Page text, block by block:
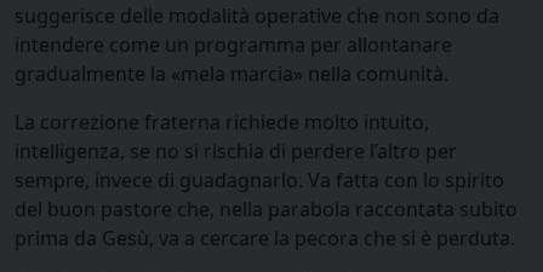
suggerisce delle modalità operative che non sono da
intendere come un programma per allontanare
gradualmente la «mela marcia» nella comunità.
La correzione fraterna richiede molto intuito,
intelligenza, se no si rischia di perdere l’altro per
sempre, invece di guadagnarlo. Va fatta con lo spirito
del buon pastore che, nella parabola raccontata subito
prima da Gesù, va a cercare la pecora che si è perduta.